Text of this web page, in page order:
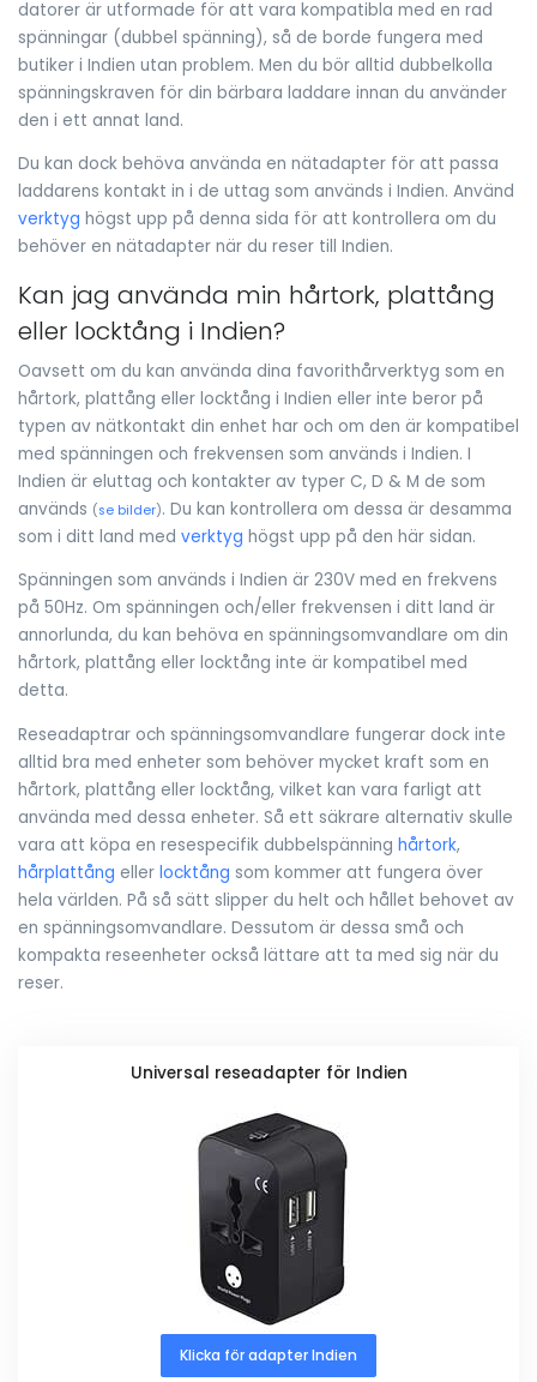
datorer är utformade för att vara kompatibla med en rad
spänningar (dubbel spänning), så de borde fungera med
butiker i Indien utan problem. Men du bör alltid dubbelkolla
spänningskraven för din bärbara laddare innan du använder
den i ett annat land.
Du kan dock behöva använda en nätadapter för att passa
laddarens kontakt in i de uttag som används i Indien. Använd
verktyg högst upp på denna sida för att kontrollera om du
behöver en nätadapter när du reser till Indien.
Kan jag använda min hårtork, plattång
eller locktång i Indien?
Oavsett om du kan använda dina favorithårverktyg som en
hårtork, plattång eller locktång i Indien eller inte beror på
typen av nätkontakt din enhet har och om den är kompatibel
med spänningen och frekvensen som används i Indien. I
Indien är eluttag och kontakter av typer C, D & M de som
används (se bilder). Du kan kontrollera om dessa är desamma
som i ditt land med verktyg högst upp på den här sidan.
Spänningen som används i Indien är 230V med en frekvens
på 50Hz. Om spänningen och/eller frekvensen i ditt land är
annorlunda, du kan behöva en spänningsomvandlare om din
hårtork, plattång eller locktång inte är kompatibel med
detta.
Reseadaptrar och spänningsomvandlare fungerar dock inte
alltid bra med enheter som behöver mycket kraft som en
hårtork, plattång eller locktång, vilket kan vara farligt att
använda med dessa enheter. Så ett säkrare alternativ skulle
vara att köpa en resespecifik dubbelspänning hårtork,
hårplattång eller locktång som kommer att fungera över
hela världen. På så sätt slipper du helt och hållet behovet av
en spänningsomvandlare. Dessutom är dessa små och
kompakta reseenheter också lättare att ta med sig när du
reser.
Universal reseadapter för Indien
Klicka för adapter Indien